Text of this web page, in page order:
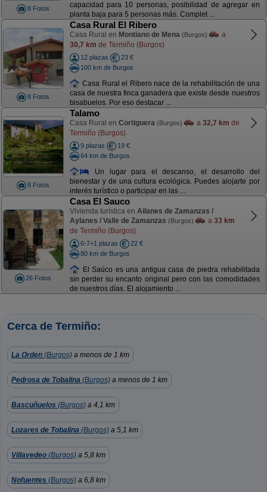
8 Fotos
capacidad para 10 personas, posibilidad de agregar en
planta baja para 5 personas más. Complet ...
8 Fotos
Casa Rural El Ribero
Casa Rural en Montiano de Mena (Burgos)
a
30,7 km de Termiño (Burgos)
12 plazas
23 €
100 km de Burgos
Casa Rural el Ribero nace de la rehabilitación de una
casa de nuestra finca ganadera que existe desde nuestros
bisabuelos. Por eso destacar ...
8 Fotos
Talamo
Casa Rural en Cortiguera (Burgos) a 32,7 km de
Termiño (Burgos)
9 plazas
19 €
64 km de Burgos
Un lugar para el descanso, el desarrollo del
bienestar y de una cultura ecológica. Puedes alojarte por
interés turístico o participar en las ...
26 Fotos
Casa El Sauco
Vivienda turística en Ailanes de Zamanzas /
Aylanes / Valle de Zamanzas (Burgos) a 33 km
de Termiño (Burgos)
6-7+1 plazas
22 €
80 km de Burgos
El Saúco es una antigua casa de piedra rehabilitada
sin perder su encanto original pero con las comodidades
de nuestros días. El alojamiento ...
Cerca de Termiño:
La Orden (Burgos) a menos de 1 km
Pedrosa de Tobalina (Burgos) a menos de 1 km
Bascuñuelos (Burgos) a 4,1 km
Lozares de Tobalina (Burgos) a 5,1 km
Villavedeo (Burgos) a 5,8 km
Nofuentes (Burgos) a 6,8 km